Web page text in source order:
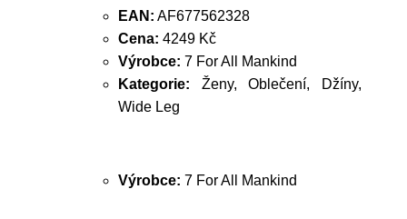
EAN: AF677562328
Cena: 4249 Kč
Výrobce: 7 For All Mankind
Kategorie: Ženy, Oblečení, Džíny,
Wide Leg
Výrobce: 7 For All Mankind